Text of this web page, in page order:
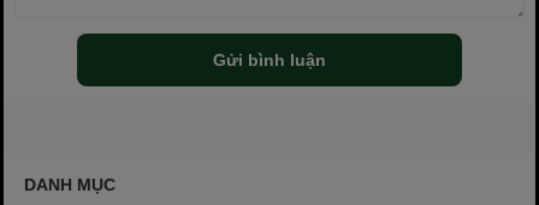
Gửi bình luận
DANH MỤC